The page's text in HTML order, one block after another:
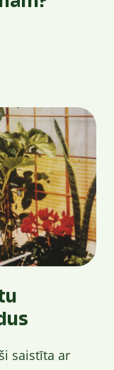
saistīta ar